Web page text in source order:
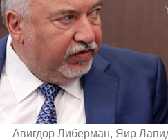
Авигдор Либерман, Яир